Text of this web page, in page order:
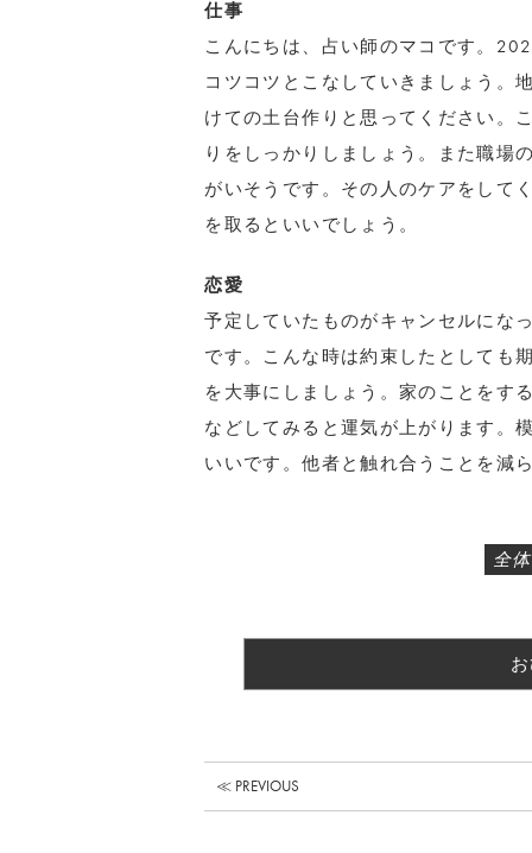
仕事
こんにちは、占い師のマコです。
コツコツとこなしていきましょう。
けての土台作りと思ってください。
りをしっかりしましょう。また職場
がいそうです。その人のケアをして
を取るといいでしょう。
恋愛
予定していたものがキャンセルにな
です。こんな時は約束したとしても
を大事にしましょう。家のことをす
などしてみると運気が上がります。
いいです。他者と触れ合うことを減
全
≪ PREVIOUS